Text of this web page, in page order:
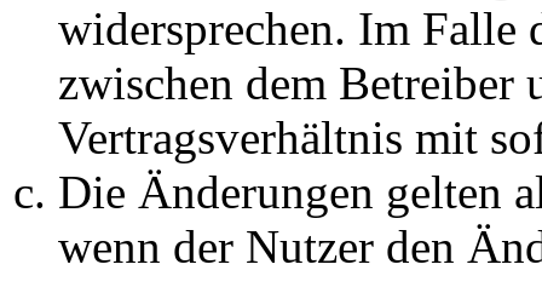
widersprechen. Im Falle
zwischen dem Betreiber
Vertragsverhältnis mit
Die Änderungen gelten
wenn der Nutzer den